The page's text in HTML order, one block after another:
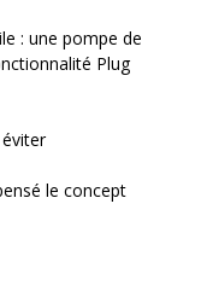
: une pompe de
Plug
le concept